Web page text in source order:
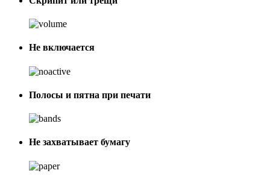
Не включается
Полосы и пятна при печати
Не захватывает бумагу